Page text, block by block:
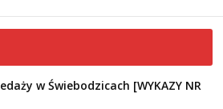
w Świebodzicach [WYKAZY NR